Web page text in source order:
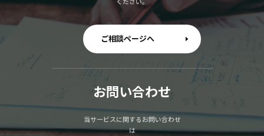
ご相談ページへ
お問い合わせ
当サービスに関するお問い合わせ
は